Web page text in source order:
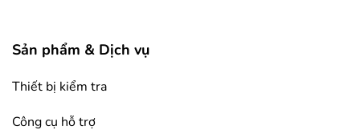
Sản phẩm & Dịch vụ
Thiết bị kiểm tra
Công cụ hỗ trợ